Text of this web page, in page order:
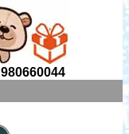
980660044